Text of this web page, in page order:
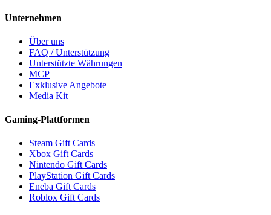
Unternehmen
Über uns
FAQ / Unterstützung
Unterstützte Währungen
MCP
Exklusive Angebote
Media Kit
Gaming-Plattformen
Steam Gift Cards
Xbox Gift Cards
Nintendo Gift Cards
PlayStation Gift Cards
Eneba Gift Cards
Roblox Gift Cards